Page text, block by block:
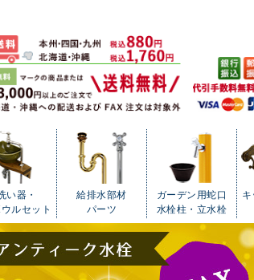
い器・
ルセット
給排水部材
パーツ
ガーデン用蛇口
水栓柱・立水栓